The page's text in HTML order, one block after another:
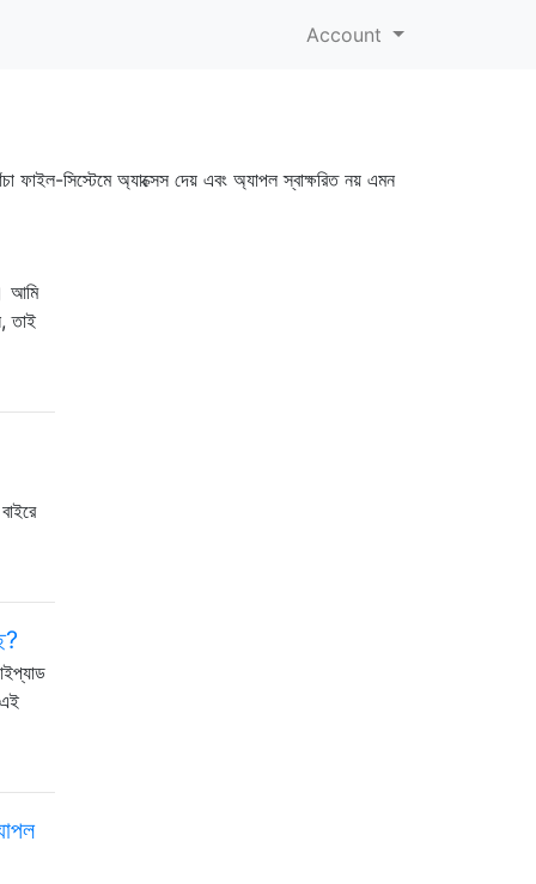
Account
ফাইল-সিস্টেমে অ্যাক্সেস দেয় এবং অ্যাপল স্বাক্ষরিত নয় এমন
আমি
তাই